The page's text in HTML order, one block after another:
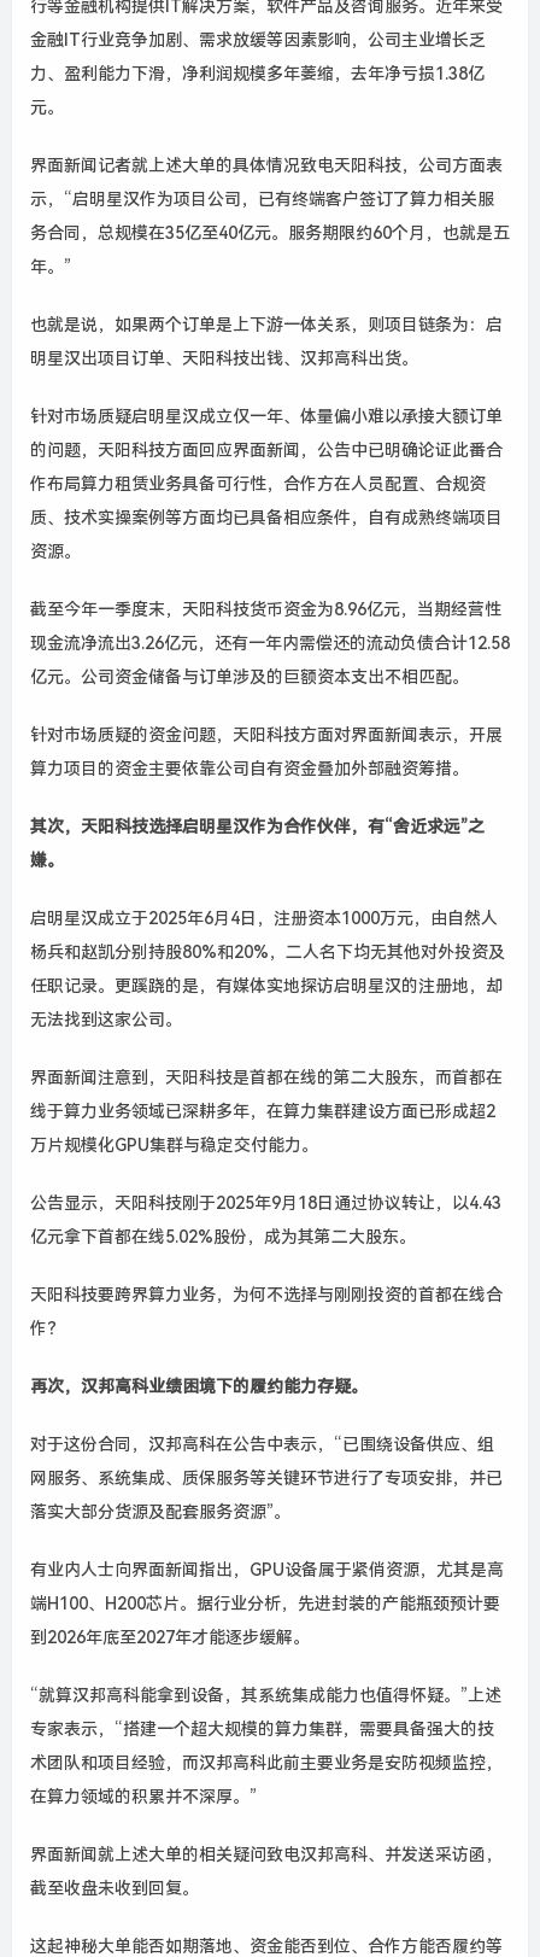
行等金融机构提供IT解决方案，软件产品及咨询服务。近年来受
金融IT行业竞争加剧、需求放缓等因素影响，公司主业增长乏
力、盈利能力下滑，净利润规模多年萎缩，去年净亏损1.38亿
元。
界面新闻记者就上述大单的具体情况致电天阳科技，公司方面表
示，“启明星汉作为项目公司，已有终端客户签订了算力相关服
务合同，总规模在35亿至40亿元。服务期限约60个月，也就是五
年。”
也就是说，如果两个订单是上下游一体关系，则项目链条为：启
明星汉出项目订单、天阳科技出钱、汉邦高科出货。
针对市场质疑启明星汉成立仅一年、体量偏小难以承接大额订单
的问题，天阳科技方面回应界面新闻，公告中已明确论证此番合
作布局算力租赁业务具备可行性，合作方在人员配置、合规资
质、技术实操案例等方面均已具备相应条件，自有成熟终端项目
资源。
截至今年一季度末，天阳科技货币资金为8.96亿元，当期经营性
现金流净流出3.26亿元，还有一年内需偿还的流动负债合计12.58
亿元。公司资金储备与订单涉及的巨额资本支出不相匹配。
针对市场质疑的资金问题，天阳科技方面对界面新闻表示，开展
算力项目的资金主要依靠公司自有资金叠加外部融资筹措。
其次，天阳科技选择启明星汉作为合作伙伴，有“舍近求远”之
嫌。
启明星汉成立于2025年6月4日，注册资本1000万元，由自然人
杨兵和赵凯分别持股80%和20%，二人名下均无其他对外投资及
任职记录。更蹊跷的是，有媒体实地探访启明星汉的注册地，却
无法找到这家公司。
界面新闻注意到，天阳科技是首都在线的第二大股东，而首都在
线于算力业务领域已深耕多年，在算力集群建设方面已形成超2
万片规模化GPU集群与稳定交付能力。
公告显示，天阳科技刚于2025年9月18日通过协议转让，以4.43
亿元拿下首都在线5.02%股份，成为其第二大股东。
天阳科技要跨界算力业务，为何不选择与刚刚投资的首都在线合
作？
再次，汉邦高科业绩困境下的履约能力存疑。
对于这份合同，汉邦高科在公告中表示，“已围绕设备供应、组
网服务、系统集成、质保服务等关键环节进行了专项安排，并已
落实大部分货源及配套服务资源”。
有业内人士向界面新闻指出，GPU设备属于紧俏资源，尤其是高
端H100、H200芯片。据行业分析，‌先进封装的产能瓶颈‌预计要
到‌2026年底至2027年‌才能逐步缓解。
“就算汉邦高科能拿到设备，其系统集成能力也值得怀疑。”上述
专家表示，“搭建一个超大规模的算力集群，需要具备强大的技
术团队和项目经验，而汉邦高科此前主要业务是安防视频监控，
在算力领域的积累并不深厚。”
界面新闻就上述大单的相关疑问致电汉邦高科、并发送采访函，
截至收盘未收到回复。
这起神秘大单能否如期落地、资金能否到位、合作方能否履约等